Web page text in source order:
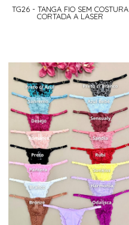
TG26 - TANGA FIO SEM COSTURA
CORTADA A LASER